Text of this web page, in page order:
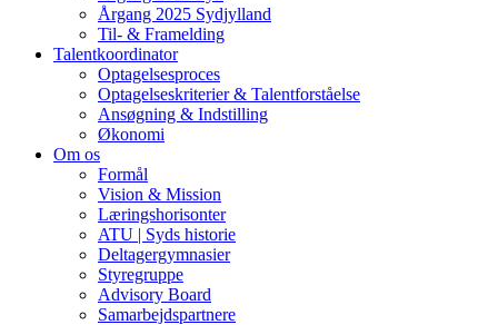
Årgang 2025 Sydjylland
Til- & Framelding
Talentkoordinator
Optagelsesproces
Optagelseskriterier & Talentforståelse
Ansøgning & Indstilling
Økonomi
Om os
Formål
Vision & Mission
Læringshorisonter
ATU | Syds historie
Deltagergymnasier
Styregruppe
Advisory Board
Samarbejdspartnere